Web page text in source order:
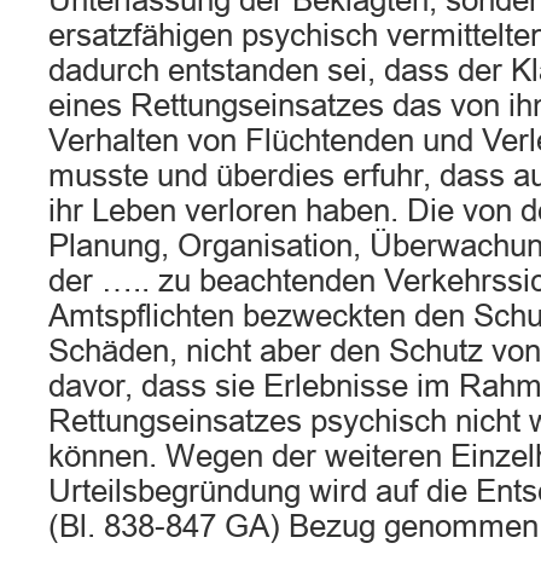
ersatzfähigen psychisch
dadurch entstanden sei, dass der
eines Rettungseinsatzes das von
Verhalten von Flüchtenden und
musste und überdies erfuhr, dass
ihr Leben verloren haben. Die von
Planung, Organisation,
der ….. zu beachtenden
Amtspflichten bezweckten den
Schäden, nicht aber den Schutz
davor, dass sie Erlebnisse im
Rettungseinsatzes psychisch nicht
können. Wegen der weiteren
Urteilsbegründung wird auf die
(Bl. 838-847 GA) Bezug